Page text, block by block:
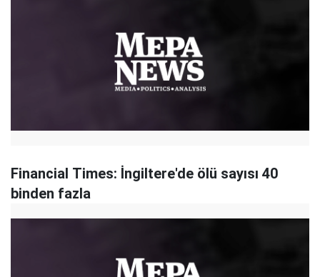
Financial Times: İngiltere'de ölü sayısı 40
binden fazla